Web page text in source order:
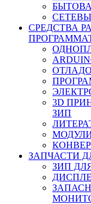
СРЕДСТВА
3D
ЗИП
ЗАПЧАСТИ
ЗИП